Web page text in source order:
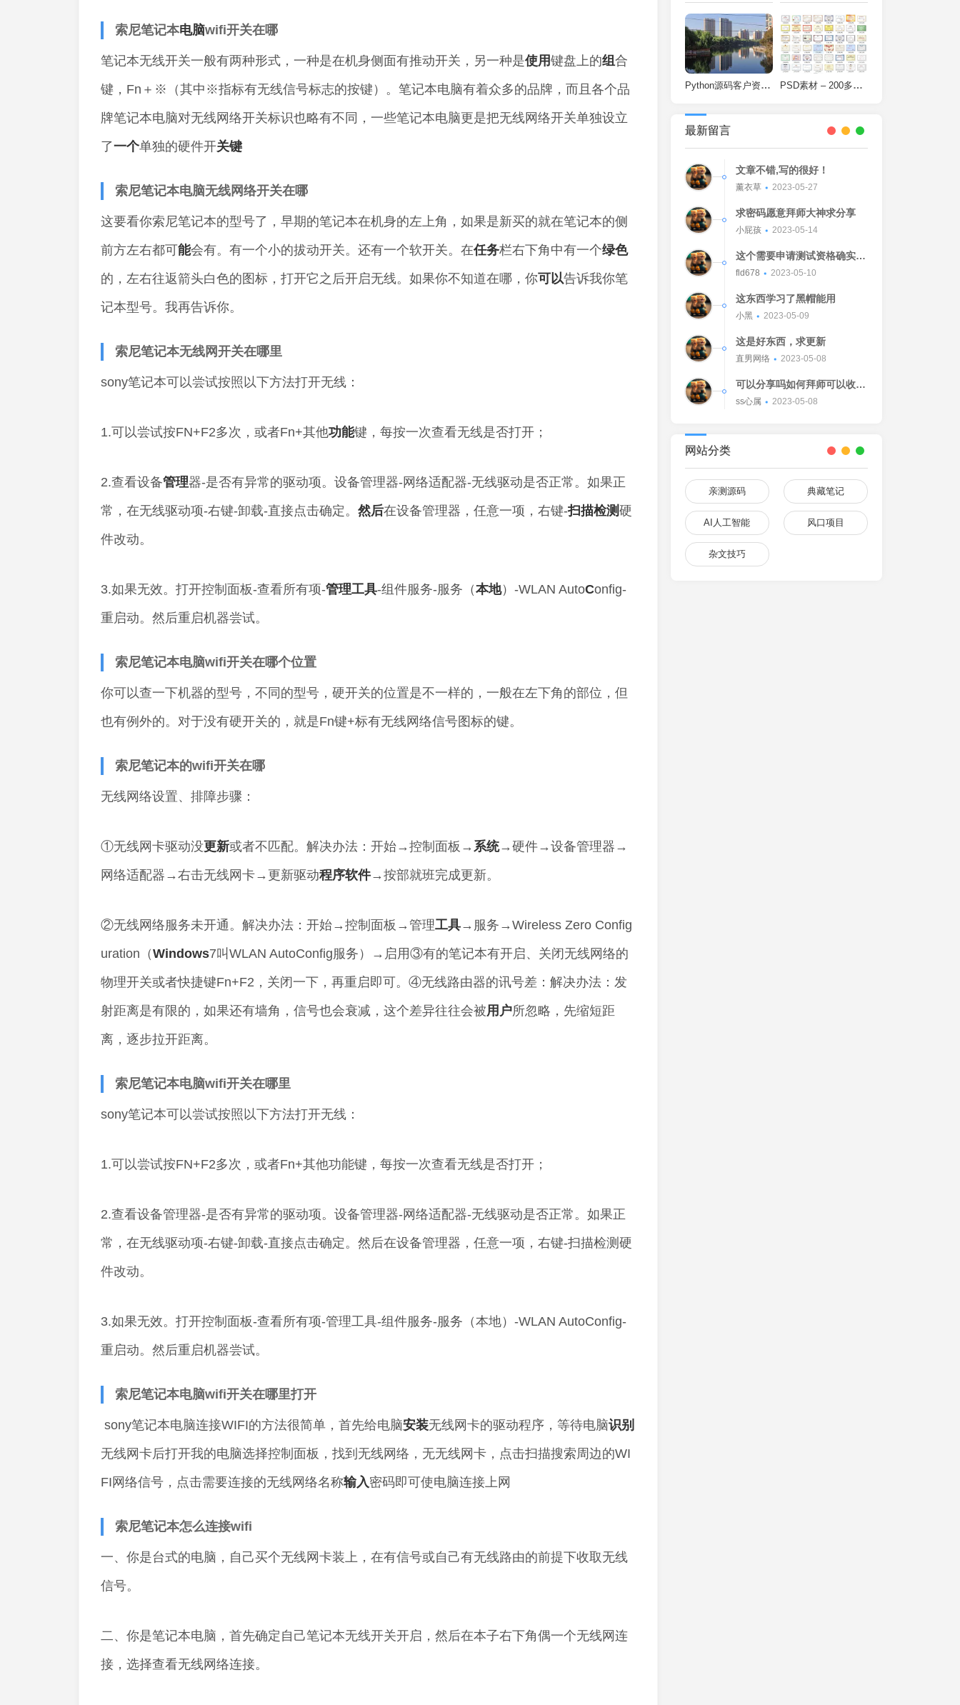
索尼笔记本电脑wifi开关在哪
笔记本无线开关一般有两种形式，一种是在机身侧面有推动开关，另一种是使用键盘上的组合
键，Fn＋※（其中※指标有无线信号标志的按键）。笔记本电脑有着众多的品牌，而且各个品
牌笔记本电脑对无线网络开关标识也略有不同，一些笔记本电脑更是把无线网络开关单独设立
了一个单独的硬件开关键
索尼笔记本电脑无线网络开关在哪
这要看你索尼笔记本的型号了，早期的笔记本在机身的左上角，如果是新买的就在笔记本的侧
前方左右都可能会有。有一个小的拔动开关。还有一个软开关。在任务栏右下角中有一个绿色
的，左右往返箭头白色的图标，打开它之后开启无线。如果你不知道在哪，你可以告诉我你笔
记本型号。我再告诉你。
索尼笔记本无线网开关在哪里
sony笔记本可以尝试按照以下方法打开无线：
1.可以尝试按FN+F2多次，或者Fn+其他功能键，每按一次查看无线是否打开；
2.查看设备管理器-是否有异常的驱动项。设备管理器-网络适配器-无线驱动是否正常。如果正
常，在无线驱动项-右键-卸载-直接点击确定。 然后在设备管理器，任意一项，右键-扫描检测硬
件改动。
3.如果无效。打开控制面板-查看所有项-管理工具-组件服务-服务（本地）-WLAN AutoConfig-
重启动。然后重启机器尝试。
索尼笔记本电脑wifi开关在哪个位置
你可以查一下机器的型号，不同的型号，硬开关的位置是不一样的，一般在左下角的部位，但
也有例外的。对于没有硬开关的，就是Fn键+标有无线网络信号图标的键。
索尼笔记本的wifi开关在哪
无线网络设置、排障步骤：
①无线网卡驱动没更新或者不匹配。解决办法：开始→控制面板→系统→硬件→设备管理器→
网络适配器→右击无线网卡→更新驱动程序软件→按部就班完成更新。
②无线网络服务未开通。解决办法：开始→控制面板→管理工具→服务→Wireless Zero Config
uration（Windows7叫WLAN AutoConfig服务）→启用③有的笔记本有开启、关闭无线网络的
物理开关或者快捷键Fn+F2，关闭一下，再重启即可。④无线路由器的讯号差：解决办法：发
射距离是有限的，如果还有墙角，信号也会衰减，这个差异往往会被用户所忽略，先缩短距
离，逐步拉开距离。
索尼笔记本电脑wifi开关在哪里
sony笔记本可以尝试按照以下方法打开无线：
1.可以尝试按FN+F2多次，或者Fn+其他功能键，每按一次查看无线是否打开；
2.查看设备管理器-是否有异常的驱动项。设备管理器-网络适配器-无线驱动是否正常。如果正
常，在无线驱动项-右键-卸载-直接点击确定。然后在设备管理器，任意一项，右键-扫描检测硬
件改动。
3.如果无效。打开控制面板-查看所有项-管理工具-组件服务-服务（本地）-WLAN AutoConfig-
重启动。然后重启机器尝试。
索尼笔记本电脑wifi开关在哪里打开
sony笔记本电脑连接WIFI的方法很简单，首先给电脑安装无线网卡的驱动程序，等待电脑识别
无线网卡后打开我的电脑选择控制面板，找到无线网络，无无线网卡，点击扫描搜索周边的WI
FI网络信号，点击需要连接的无线网络名称输入密码即可使电脑连接上网
索尼笔记本怎么连接wifi
一、你是台式的电脑，自己买个无线网卡装上，在有信号或自己有无线路由的前提下收取无线
信号。
二、你是笔记本电脑，首先确定自己笔记本无线开关开启，然后在本子右下角偶一个无线网连
接，选择查看无线网络连接。
Python源码客户资料管理系统V2.2一键运行 PSD素材 – 200多种类型证书PSD源码
最新留言
文章不错,写的很好！
薰衣草 2023-05-27
求密码愿意拜师大神求分享
小屁孩 2023-05-14
这个需要申请测试资格确实不
错的东西
fld678 2023-05-10
这东西学习了黑帽能用
小黑 2023-05-09
这是好东西，求更新
直男网络 2023-05-08
可以分享吗如何拜师可以收我
吗[Watermelon]
ss心属 2023-05-08
网站分类
亲测源码 典藏笔记
AI人工智能 风口项目
杂文技巧